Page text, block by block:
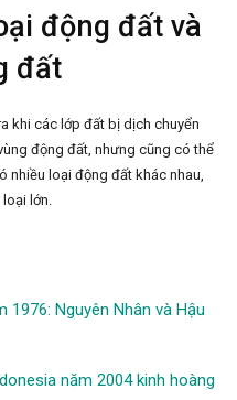
động đất và
đất
khi các lớp đất bị dịch chuyển
động đất, nhưng cũng có thể
nhiều loại động đất khác nhau,
lớn.
Nguyên Nhân và Hậu
năm 2004 kinh hoàng